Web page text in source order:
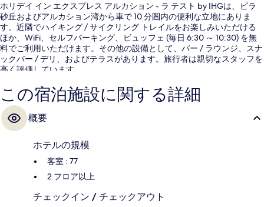
ホリデイ イン エクスプレス アルカション - ラ テスト by IHGは、ピラ
砂丘およびアルカション湾から車で 10 分圏内の便利な立地にありま
す。近隣でハイキング / サイクリング トレイルをお楽しみいただける
ほか、WiFi、セルフパーキング、ビュッフェ (毎日 6:30 ～ 10:30) を無
料でご利用いただけます。その他の設備として、バー / ラウンジ、スナ
ックバー / デリ、およびテラスがあります。旅行者は親切なスタッフを
高く評価しています。
この宿泊施設に関する詳細
概要
ホテルの規模
客室 : 77
2 フロア以上
チェックイン / チェックアウト